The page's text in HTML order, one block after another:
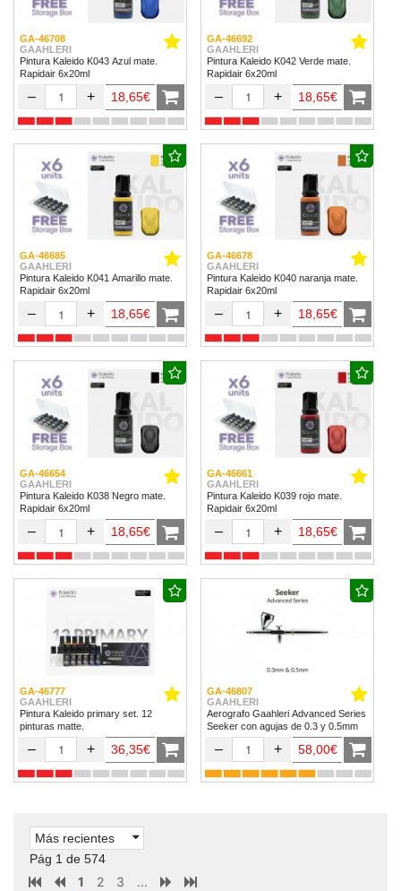
GA-46708
GAAHLERI
Pintura Kaleido K043 Azul mate.
Rapidair 6x20ml
– + 18,65€
GA-46692
GAAHLERI
Pintura Kaleido K042 Verde mate.
Rapidair 6x20ml
– + 18,65€
GA-46685
GAAHLERI
Pintura Kaleido K041 Amarillo mate.
Rapidair 6x20ml
– + 18,65€
GA-46678
GAAHLERI
Pintura Kaleido K040 naranja mate.
Rapidair 6x20ml
– + 18,65€
GA-46654
GAAHLERI
Pintura Kaleido K038 Negro mate.
Rapidair 6x20ml
– + 18,65€
GA-46661
GAAHLERI
Pintura Kaleido K039 rojo mate.
Rapidair 6x20ml
– + 18,65€
GA-46777
GAAHLERI
Pintura Kaleido primary set. 12
pinturas matte.
– + 36,35€
GA-46807
GAAHLERI
Aerografo Gaahleri Advanced Series
Seeker con agujas de 0.3 y 0.5mm
– + 58,00€
Más recientes
Pág 1 de 574
1 2 3 ...